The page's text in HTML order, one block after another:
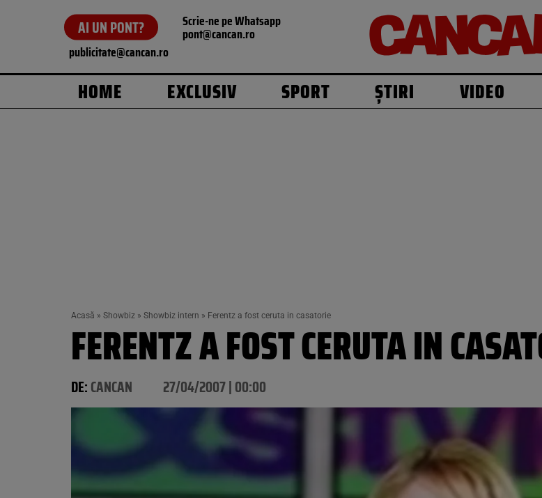
AI UN PONT? Scrie-ne pe Whatsapp
pont@cancan.ro
publicitate@cancan.ro
HOME EXCLUSIV SPORT ȘTIRI VIDEO
Acasă » Showbiz » Showbiz intern » Ferentz a fost ceruta in casatorie
FERENTZ A FOST CERUTA IN
DE:CANCAN 27/04/2007 | 00:00